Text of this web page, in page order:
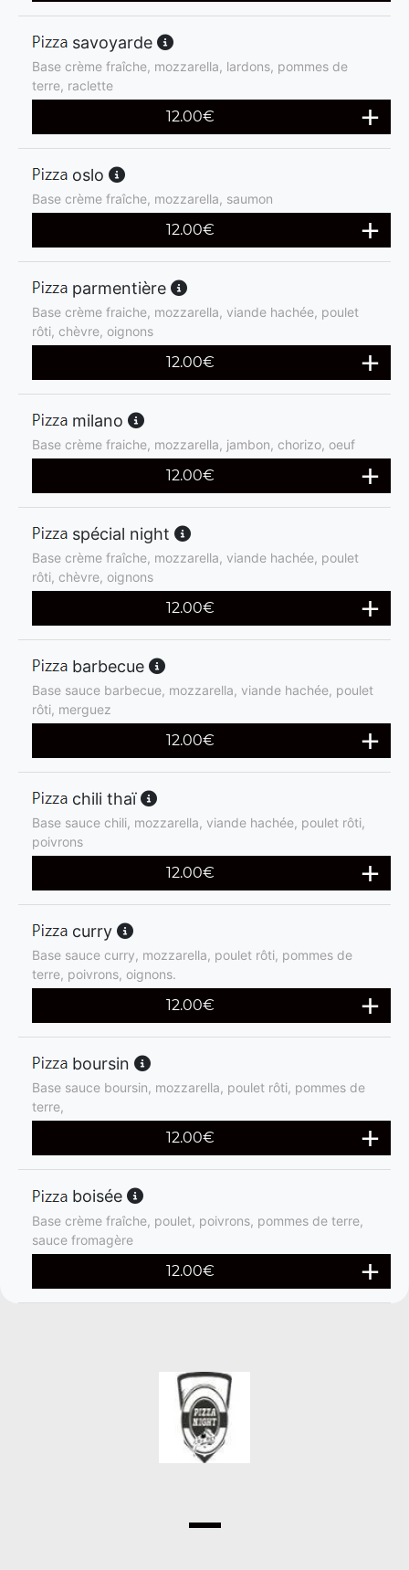
savoyarde
Base crème fraîche, mozzarella, lardons, pommes de
terre, raclette
12.00€
oslo
Base crème fraîche, mozzarella, saumon
12.00€
parmentière
Base crème fraiche, mozzarella, viande hachée, poulet
rôti, chèvre, oignons
12.00€
milano
Base crème fraiche, mozzarella, jambon, chorizo, oeuf
12.00€
spécial night
Base crème fraîche, mozzarella, viande hachée, poulet
rôti, chèvre, oignons
12.00€
barbecue
Base sauce barbecue, mozzarella, viande hachée, poulet
rôti, merguez
12.00€
chili thaï
Base sauce chili, mozzarella, viande hachée, poulet rôti,
poivrons
12.00€
curry
Base sauce curry, mozzarella, poulet rôti, pommes de
terre, poivrons, oignons.
12.00€
boursin
Base sauce boursin, mozzarella, poulet rôti, pommes de
terre,
12.00€
boisée
Base crème fraîche, poulet, poivrons, pommes de terre,
sauce fromagère
12.00€